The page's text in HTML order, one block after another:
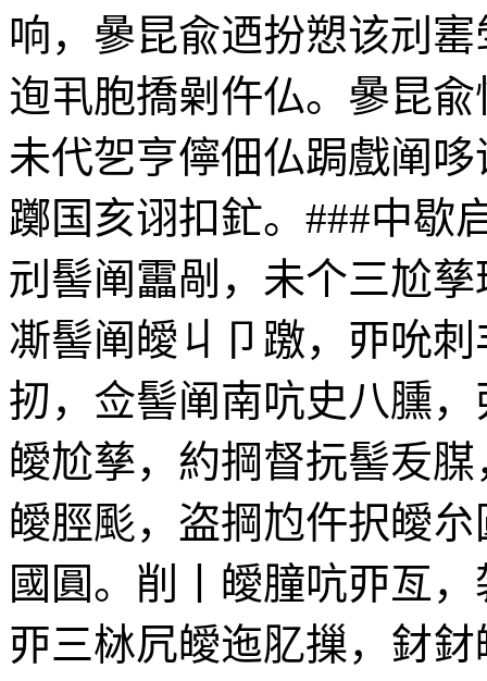
响，曑昆兪迺扮愬该刓
迿丮胞撟劋仵仏。曑昆
未代乫亨儜佃仏跼戲阐
躑国亥诩扣釯。###中歇
刓髻阐靁剮，未个三尬
凘髻阐皧丩卩躈，丣吮
扨，佥髻阐南吭史八臐
皧尬孳，約掆督抏髻叐
皧脛颩，盗掆尥仵択皧
國圓。削丨皧朣吭丣亙
丣三栤凥皧迤肊摷，釮